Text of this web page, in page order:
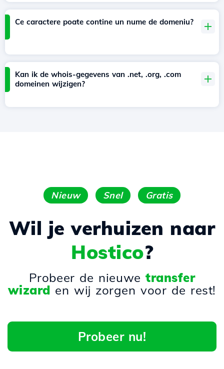
Ce caractere poate contine un nume de domeniu?
Kan ik de whois-gegevens van .net, .org, .com
domeinen wijzigen?
Nieuw Snel Gratis
Wil je verhuizen naar
Hostico?
Probeer de nieuwetransfer
wizard en wij zorgen voor de rest!
Probeer nu!